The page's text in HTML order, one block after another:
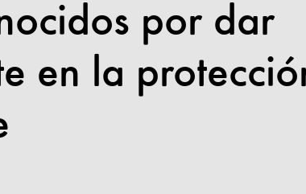
por dar
en la